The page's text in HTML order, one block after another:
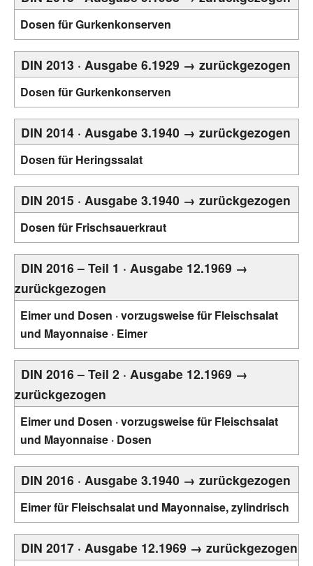
Dosen für Gurkenkonserven
DIN 2013 · Ausgabe 6.1929 → zurückgezogen
Dosen für Gurkenkonserven
DIN 2014 · Ausgabe 3.1940 → zurückgezogen
Dosen für Heringssalat
DIN 2015 · Ausgabe 3.1940 → zurückgezogen
Dosen für Frischsauerkraut
DIN 2016 – Teil 1 · Ausgabe 12.1969 →
zurückgezogen
Eimer und Dosen · vorzugsweise für Fleischsalat
und Mayonnaise · Eimer
DIN 2016 – Teil 2 · Ausgabe 12.1969 →
zurückgezogen
Eimer und Dosen · vorzugsweise für Fleischsalat
und Mayonnaise · Dosen
DIN 2016 · Ausgabe 3.1940 → zurückgezogen
Eimer für Fleischsalat und Mayonnaise, zylindrisch
DIN 2017 · Ausgabe 12.1969 → zurückgezogen